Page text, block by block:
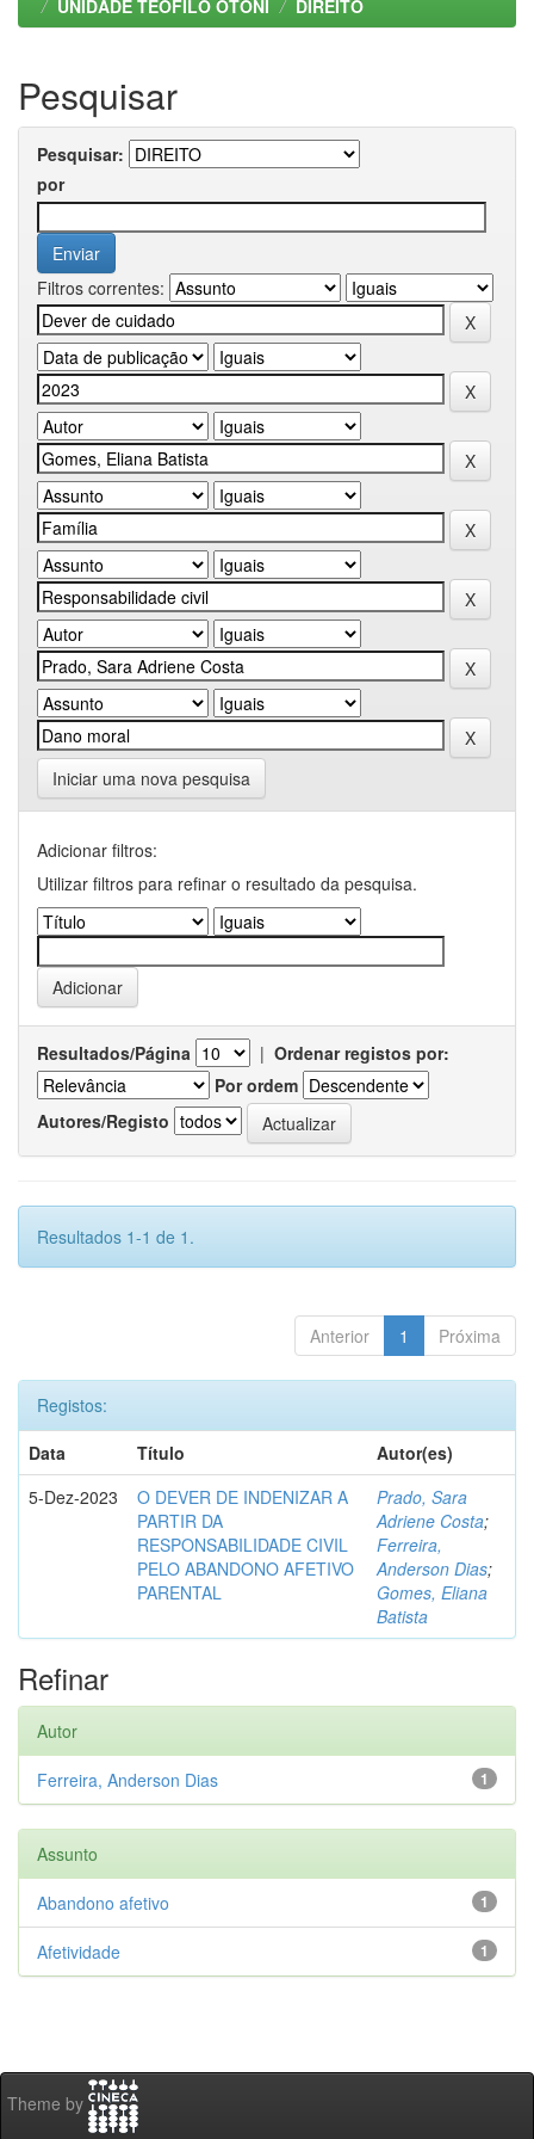
UNIDADE TEOFILO OTONI
DIREITO
Pesquisar
Pesquisar:
por
Filtros correntes:
Iniciar uma nova pesquisa
Adicionar filtros:
Utilizar filtros para refinar o resultado da pesquisa.
Resultados/Página | Ordenar registos por:
Por ordem
Autores/Registo
Resultados 1-1 de 1.
Anterior 1 Próxima
Registos:
Data
Título
Autor(es)
5-Dez-2023
O DEVER DE INDENIZAR A
PARTIR DA
RESPONSABILIDADE CIVIL
PELO ABANDONO AFETIVO
PARENTAL
Prado, Sara
Adriene Costa;
Ferreira,
Anderson Dias;
Gomes, Eliana
Batista
Refinar
Autor
1
Ferreira, Anderson Dias
Assunto
1
Abandono afetivo
1
Afetividade
Theme by